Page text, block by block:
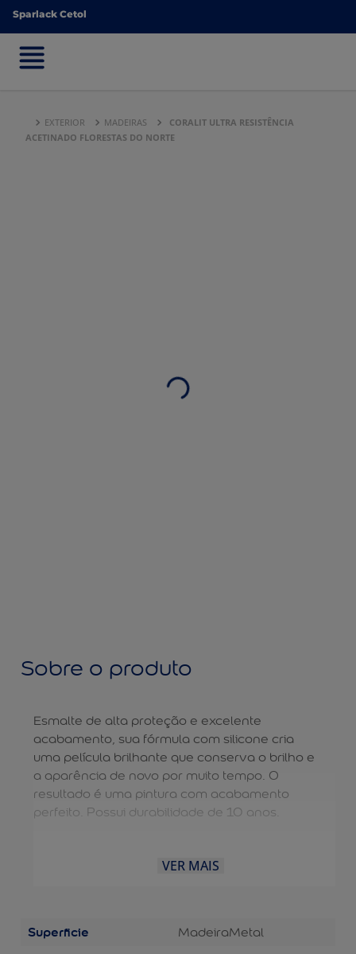
Sparlack Cetol
Sparlack Cetol
EXTERIOR MADEIRAS
CORALIT ULTRA RESISTÊNCIA
ACETINADO FLORESTAS DO NORTE
Sobre o produto
Esmalte de alta proteção e excelente
acabamento, sua fórmula com silicone cria
uma película brilhante que conserva o brilho e
a aparência de novo por muito tempo. O
resultado é uma pintura com acabamento
perfeito. Possui durabilidade de 10 anos.
VER MAIS
Superficie MadeiraMetal